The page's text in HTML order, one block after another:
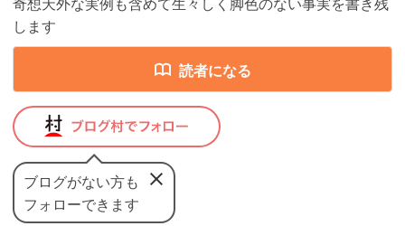
します
読者になる
ブログがない方も
フォローできます